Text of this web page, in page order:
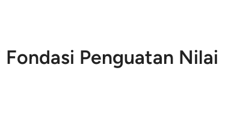
Penguatan Nilai